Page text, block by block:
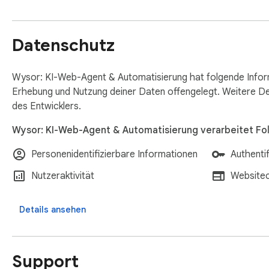
  • Runs locally in your browser
  • GDPR compliant
  • Self-hosted AI option for complete privacy
  ━━━━━━━━━━━━━━━━━━━━━━━━━━━━━━━━━━━━━━━━
  Stop doing busywork. Start being Wysor.
Datenschutz
Wysor: KI-Web-Agent & Automatisierung hat folgende
Erhebung und Nutzung deiner Daten offengelegt. Weitere
des Entwicklers.
Wysor: KI-Web-Agent & Automatisierung verarbeitet
Personenidentifizierbare Informationen
Nutzeraktivität
Details ansehen
Support